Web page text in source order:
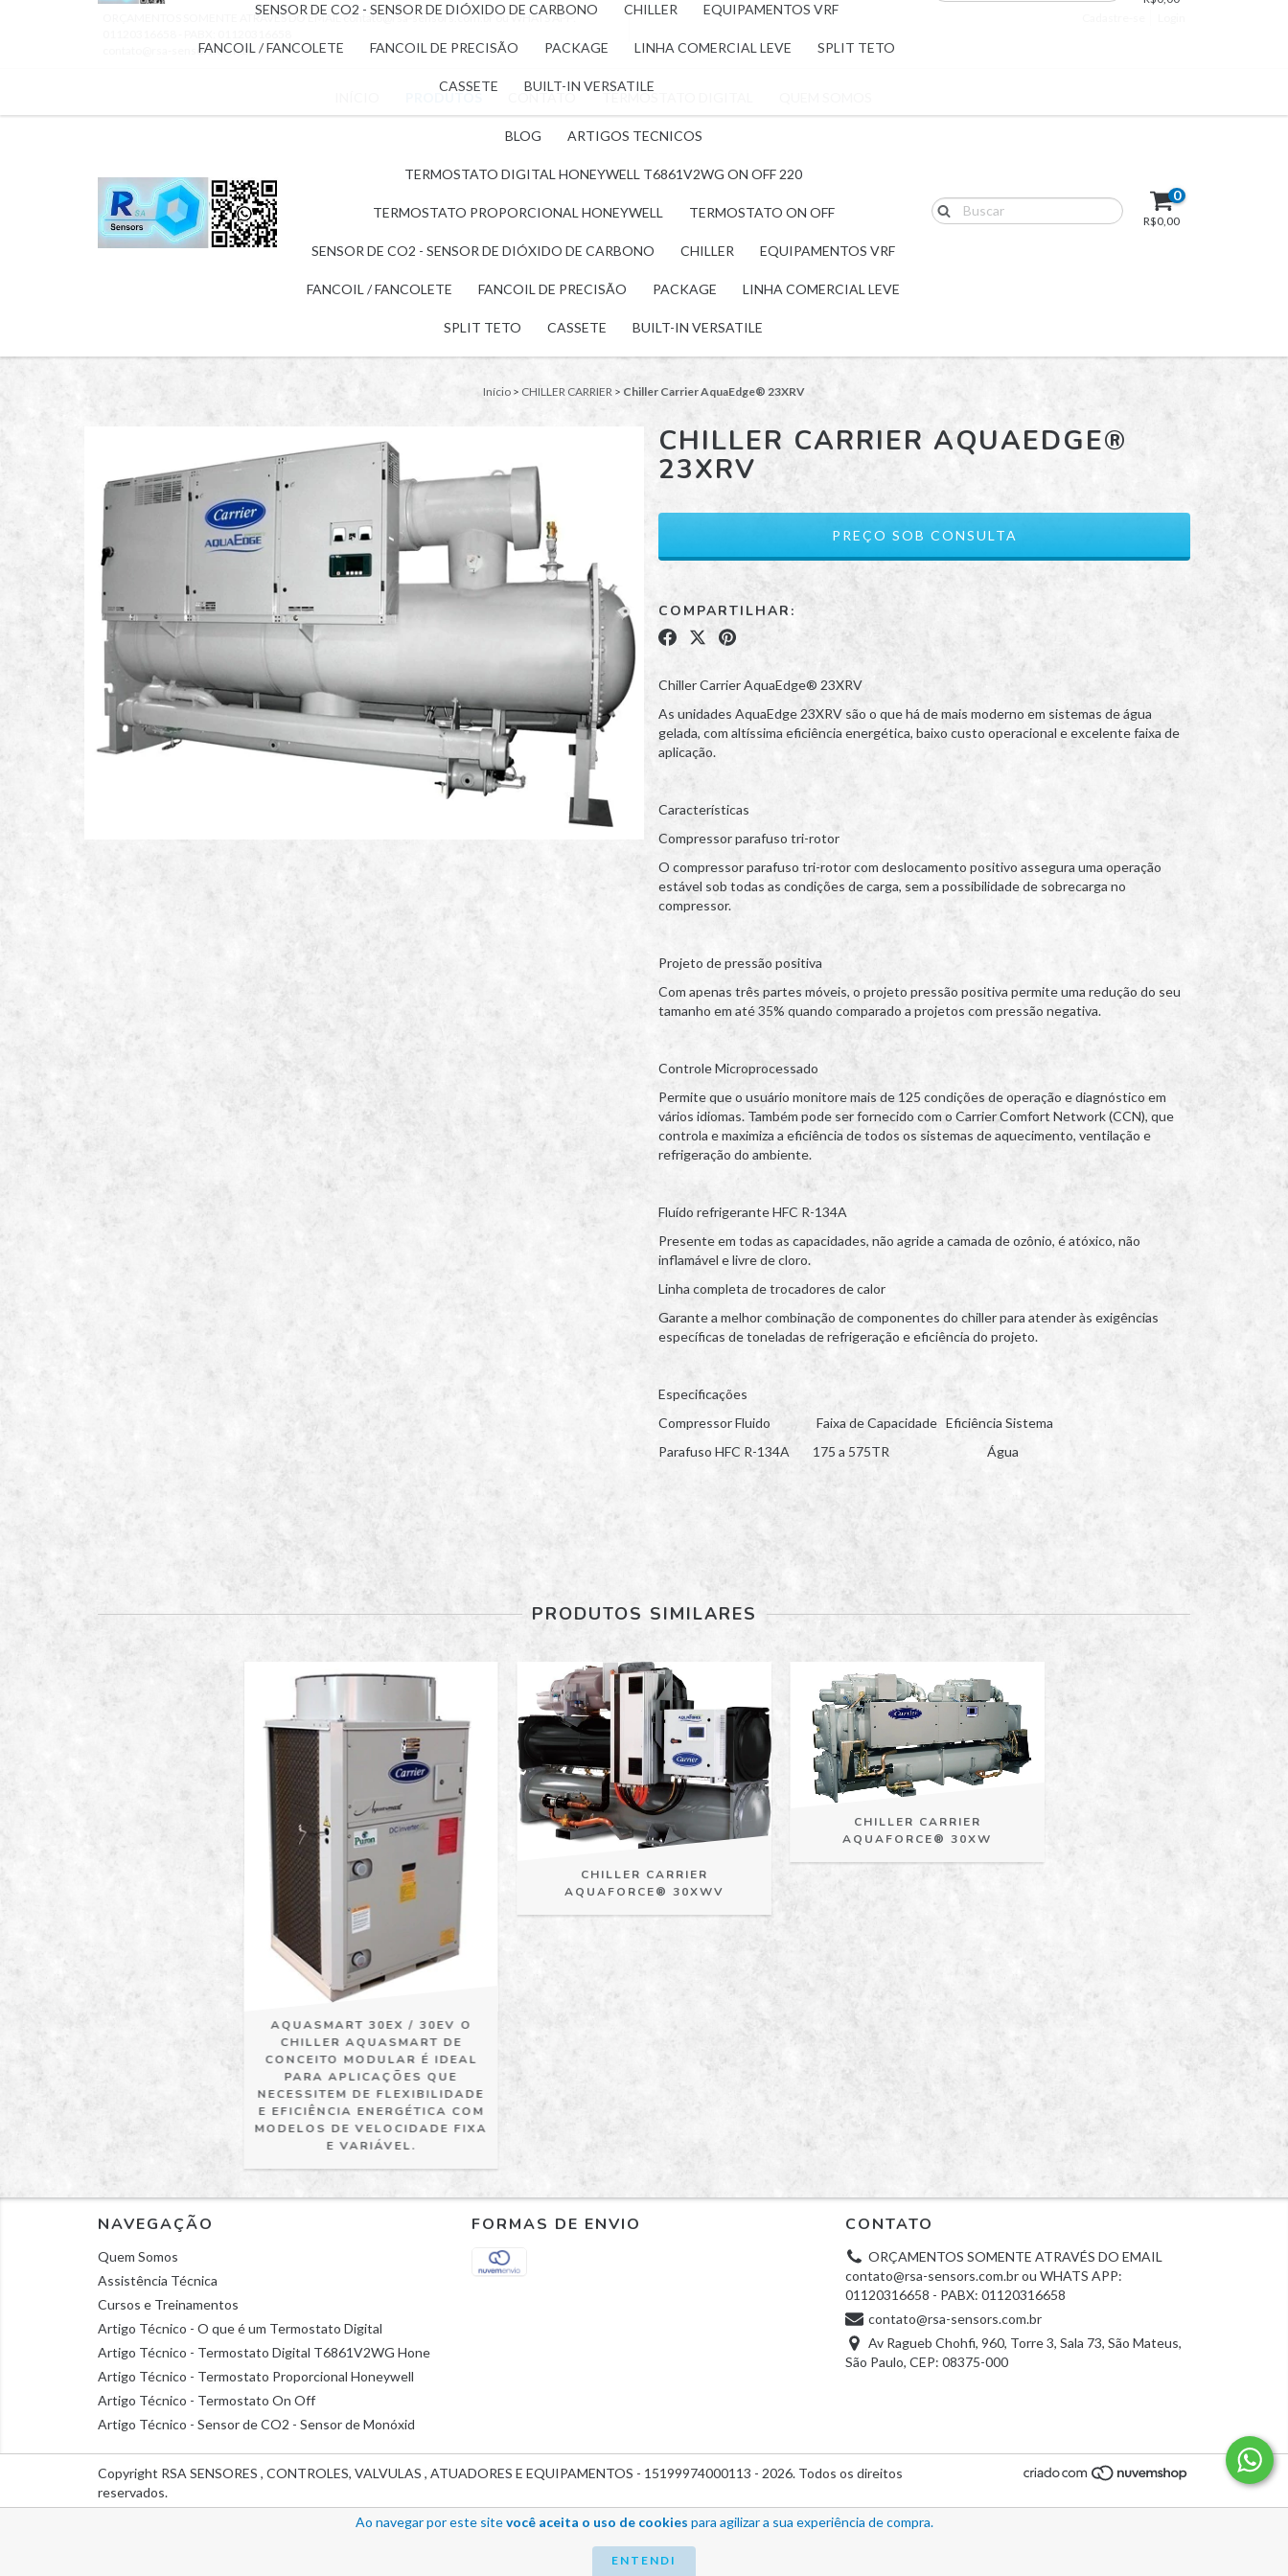
Ao navegar por este sitevocê aceita o uso de cookies para agilizar a sua experiência de compra.
ENTENDI
SENSOR DE CO2 - SENSOR DE DIÓXIDO DE CARBONO CHILLER EQUIPAMENTOS VRF
FANCOIL / FANCOLETE FANCOIL DE PRECISÃO PACKAGE LINHA COMERCIAL LEVE SPLIT TETO
CASSETE BUILT-IN VERSATILE
ORÇAMENTOS SOMENTE ATRAVÉS DO EMAILcontato@rsa-sensors.com.br ou WHATS APP:
contato@rsa-sensors.com.br
BLOG ARTIGOS TECNICOS
TERMOSTATO DIGITAL HONEYWELL T6861V2WG ON OFF 220
TERMOSTATO PROPORCIONAL HONEYWELL TERMOSTATO ON OFF
SENSOR DE CO2 - SENSOR DE DIÓXIDO DE CARBONO CHILLER EQUIPAMENTOS VRF
FANCOIL / FANCOLETE FANCOIL DE PRECISÃO PACKAGE LINHA COMERCIAL LEVE
SPLIT TETO CASSETE BUILT-IN VERSATILE
0
R$0,00
Início > CHILLER CARRIER > Chiller Carrier AquaEdge® 23XRV
CHILLER CARRIER AQUAEDGE®
23XRV
COMPARTILHAR:
Chiller Carrier AquaEdge® 23XRV
As unidades AquaEdge 23XRV são o que há de mais moderno em sistemas de água
gelada, com altíssima eficiência energética, baixo custo operacional e excelente faixa de
aplicação.
Características
Compressor parafuso tri-rotor
O compressor parafuso tri-rotor com deslocamento positivo assegura uma operação
estável sob todas as condições de carga, sem a possibilidade de sobrecarga no
compressor.
Projeto de pressão positiva
Com apenas três partes móveis, o projeto pressão positiva permite uma redução do seu
tamanho em até 35% quando comparado a projetos com pressão negativa.
Controle Microprocessado
Permite que o usuário monitore mais de 125 condições de operação e diagnóstico em
vários idiomas. Também pode ser fornecido com o Carrier Comfort Network (CCN), que
controla e maximiza a eficiência de todos os sistemas de aquecimento, ventilação e
refrigeração do ambiente.
Fluído refrigerante HFC R-134A
Presente em todas as capacidades, não agride a camada de ozônio, é atóxico, não
inflamável e livre de cloro.
Linha completa de trocadores de calor
Garante a melhor combinação de componentes do chiller para atender às exigências
específicas de toneladas de refrigeração e eficiência do projeto.
Especificações
CompressorFluido Faixa de Capacidade Eficiência Sistema
Parafuso HFC R-134A 175 a 575TR Água
PRODUTOS SIMILARES
AQUASMART 30EX / 30EV O
CHILLER AQUASMART DE
CONCEITO MODULAR É IDEAL
PARA APLICAÇÕES QUE
NECESSITEM DE FLEXIBILIDADE
E EFICIÊNCIA ENERGÉTICA COM
MODELOS DE VELOCIDADE FIXA
E VARIÁVEL.
CHILLER CARRIER
AQUAFORCE® 30XWV
CHILLER CARRIER
AQUAFORCE® 30XW
NAVEGAÇÃO
Quem Somos
Assistência Técnica
Cursos e Treinamentos
Artigo Técnico - O que é um Termostato Digital
Artigo Técnico - Termostato Digital T6861V2WG Hone
Artigo Técnico - Termostato Proporcional Honeywell
Artigo Técnico - Termostato On Off
Artigo Técnico - Sensor de CO2 - Sensor de Monóxid
FORMAS DE ENVIO CONTATO
ORÇAMENTOS SOMENTE ATRAVÉS DO EMAIL
contato@rsa-sensors.com.brou WHATS APP:
01120316658 - PABX: 01120316658
contato@rsa-sensors.com.br
Av Ragueb Chohfi, 960, Torre 3, Sala 73, São Mateus,
São Paulo, CEP: 08375-000
Copyright RSA SENSORES , CONTROLES, VALVULAS , ATUADORES E EQUIPAMENTOS - 15199974000113 - 2026. Todos os direitos
reservados.